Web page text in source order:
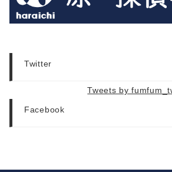
Twitter
Tweets by
Facebook